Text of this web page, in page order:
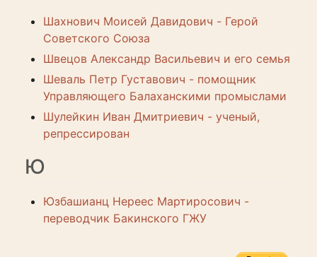
Шахнович Моисей Давидович - Герой
Советского Союза
Швецов Александр Васильевич и его семья
Шеваль Петр Густавович - помощник
Управляющего Балаханскими промыслами
Шулейкин Иван Дмитриевич - ученый,
репрессирован
Ю
Юзбашианц Нереес Мартиросович -
переводчик Бакинского ГЖУ